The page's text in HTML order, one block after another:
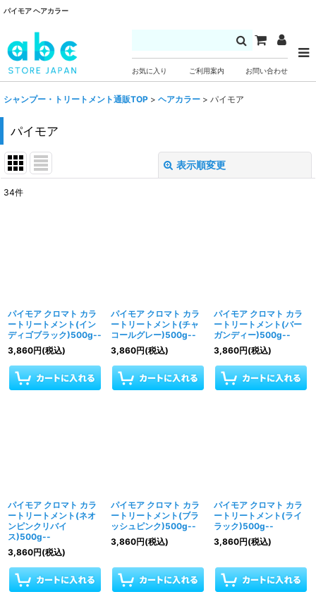
パイモア ヘアカラー
お気に入り ご利用案内 お問い合わせ
シャンプー・トリートメント通販TOP > ヘアカラー > パイモア
パイモア
表示順変更
34件
パイモア クロマト カラ
ートリートメント(イン
ディゴブラック)500g--
3,860円(税込)
パイモア クロマト カラ
ートリートメント(チャ
コールグレー)500g--
3,860円(税込)
パイモア クロマト カラ
ートリートメント(バー
ガンディー)500g--
3,860円(税込)
パイモア クロマト カラ
ートリートメント(ネオ
ンピンクリバイ
ス)500g--
3,860円(税込)
パイモア クロマト カラ
ートリートメント(ブラ
ッシュピンク)500g--
3,860円(税込)
パイモア クロマト カラ
ートリートメント(ライ
ラック)500g--
3,860円(税込)